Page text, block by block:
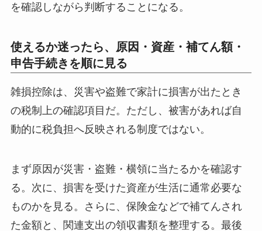
を確認しながら判断することになる。
使えるか迷ったら、原因・資産・補てん額・
申告手続きを順に見る
雑損控除は、災害や盗難で家計に損害が出たとき
の税制上の確認項目だ。ただし、被害があれば自
動的に税負担へ反映される制度ではない。
まず原因が災害・盗難・横領に当たるかを確認す
る。次に、損害を受けた資産が生活に通常必要な
ものかを見る。さらに、保険金などで補てんされ
た金額と、関連支出の領収書類を整理する。最後